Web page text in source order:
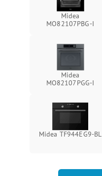
Midea
MO82107PBG-I
Midea
MO82107PGG-I
Midea TF944EG9-BL